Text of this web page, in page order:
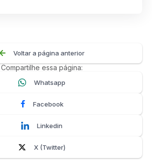
Voltar a página anterior
Compartilhe essa página:
Whatsapp
Facebook
Linkedin
X (Twitter)